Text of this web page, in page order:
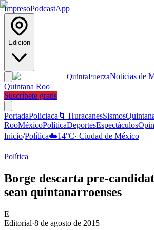
ImpresoPodcastApp
Edición
QuintaFuerzaNoticias de
Quintana Roo
Suscríbete gratis
PortadaPoliciaca 🌀 HuracanesSismos
RooMéxicoPolíticaDeportesEspectáculos
Inicio/Política☁️14°C· Ciudad de México
Política
Borge descarta pre-
sean quintanarroenses
E
Editorial·8 de agosto de 2015